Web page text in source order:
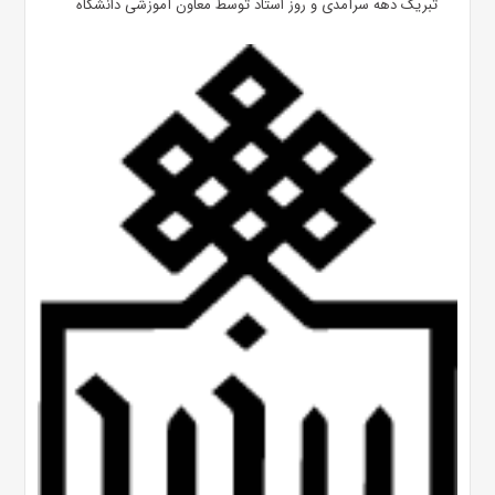
تبریک دهه سرآمدی و روز استاد توسط معاون آموزشی دانشگاه